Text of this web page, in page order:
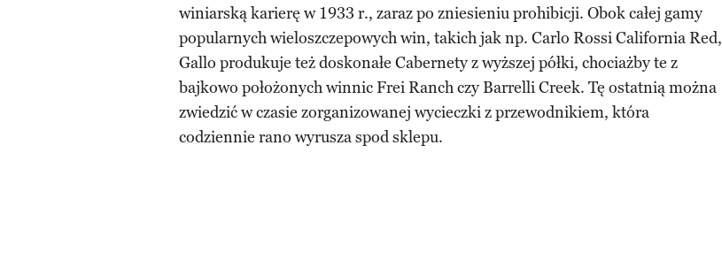
winiarską karierę w 1933 r., zaraz po zniesieniu prohibicji. Obok całej gamy
popularnych wieloszczepowych win, takich jak np. Carlo Rossi California Red,
Gallo produkuje też doskonałe Cabernety z wyższej półki, chociażby te z
bajkowo położonych winnic Frei Ranch czy Barrelli Creek. Tę ostatnią można
zwiedzić w czasie zorganizowanej wycieczki z przewodnikiem, która
codziennie rano wyrusza spod sklepu.